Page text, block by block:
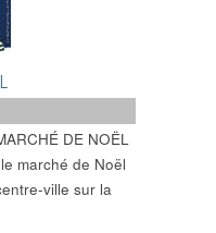
DE NOËL
marché de Noël
ville sur la